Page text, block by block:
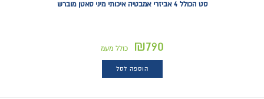
סט הכולל 4 אביזרי אמבטיה איכותי מיני סאטן מוברש
₪790 כולל מעמ
הוספה לסל